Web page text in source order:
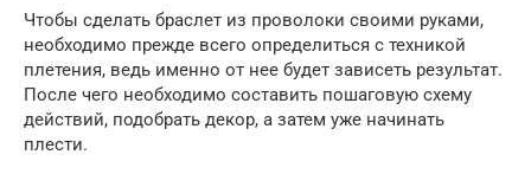
Чтобы сделать браслет из проволоки своими руками,
необходимо прежде всего определиться с техникой
плетения, ведь именно от нее будет зависеть результат.
После чего необходимо составить пошаговую схему
действий, подобрать декор, а затем уже начинать
плести.